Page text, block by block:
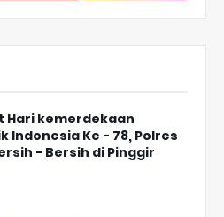
Hari kemerdekaan
Indonesia Ke - 78, Polres
- Bersih di Pinggir